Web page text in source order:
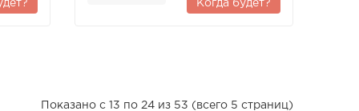
Когда будет?
Показано с 13 по 24 из 53 (всего 5 страниц)